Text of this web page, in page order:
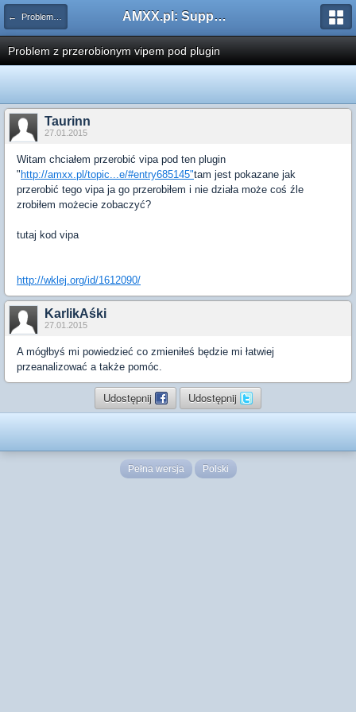
← Problemy z pluginami AMXX.pl: Support AMX Mod X i SourceMod
Problem z przerobionym vipem pod plugin
Taurinn
27.01.2015
Witam chciałem przerobić vipa pod ten plugin
" http://amxx.pl/topic...e/#entry685145"tam jest pokazane jak
przerobić tego vipa ja go przerobiłem i nie działa może coś źle
zrobiłem możecie zobaczyć?
tutaj kod vipa
http://wklej.org/id/1612090/
KarlikAśki
27.01.2015
A mógłbyś mi powiedzieć co zmieniłeś będzie mi łatwiej
przeanalizować a także pomóc.
Udostępnij Udostępnij
Pełna wersja Polski